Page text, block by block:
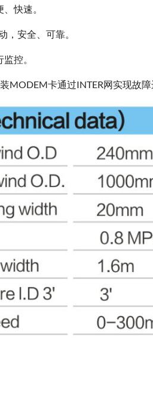
快速。
，安全、可靠。
控。
MODEM卡通过INTER网实现故